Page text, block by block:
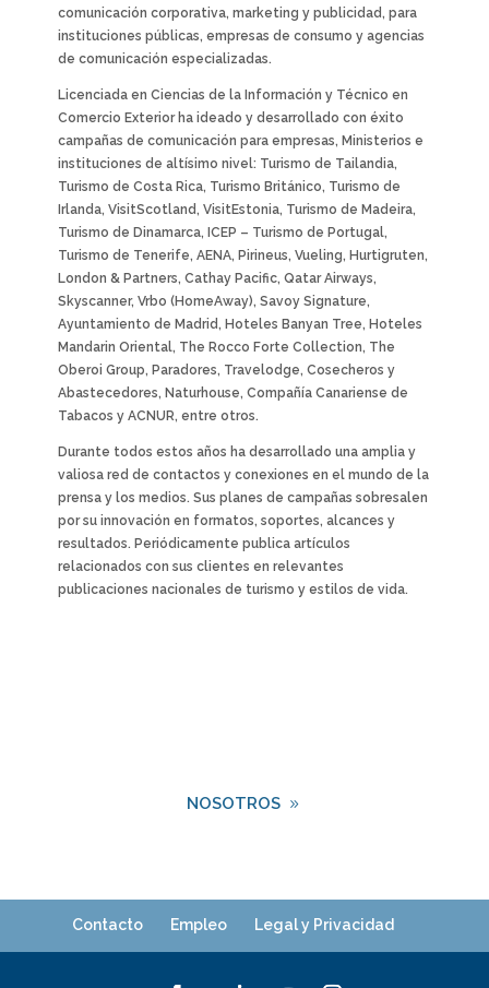
comunicación corporativa, marketing y publicidad, para
instituciones públicas, empresas de consumo y agencias
de comunicación especializadas.
Licenciada en Ciencias de la Información y Técnico en
Comercio Exterior ha ideado y desarrollado con éxito
campañas de comunicación para empresas, Ministerios e
instituciones de altísimo nivel: Turismo de Tailandia,
Turismo de Costa Rica, Turismo Británico, Turismo de
Irlanda, VisitScotland, VisitEstonia, Turismo de Madeira,
Turismo de Dinamarca, ICEP – Turismo de Portugal,
Turismo de Tenerife, AENA, Pirineus, Vueling, Hurtigruten,
London & Partners, Cathay Pacific, Qatar Airways,
Skyscanner, Vrbo (HomeAway), Savoy Signature,
Ayuntamiento de Madrid, Hoteles Banyan Tree, Hoteles
Mandarin Oriental, The Rocco Forte Collection, The
Oberoi Group, Paradores, Travelodge, Cosecheros y
Abastecedores, Naturhouse, Compañía Canariense de
Tabacos y ACNUR, entre otros.
Durante todos estos años ha desarrollado una amplia y
valiosa red de contactos y conexiones en el mundo de la
prensa y los medios. Sus planes de campañas sobresalen
por su innovación en formatos, soportes, alcances y
resultados. Periódicamente publica artículos
relacionados con sus clientes en relevantes
publicaciones nacionales de turismo y estilos de vida.
NOSOTROS
Contacto Empleo Legal y Privacidad